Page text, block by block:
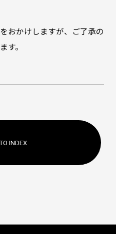
おかけしますが、ご了承の
す。
INDEX